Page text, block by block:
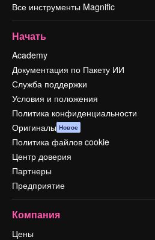
Все инструменты Magnific
Начать
Academy
Документация по Пакету ИИ
Служба поддержки
Условия и положения
Политика конфиденциальности
Оригиналы Новое
Политика файлов cookie
Центр доверия
Партнеры
Предприятие
Компания
Цены